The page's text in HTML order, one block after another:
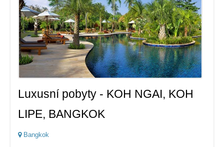
Luxusní pobyty - KOH NGAI, KOH
LIPE, BANGKOK
Bangkok